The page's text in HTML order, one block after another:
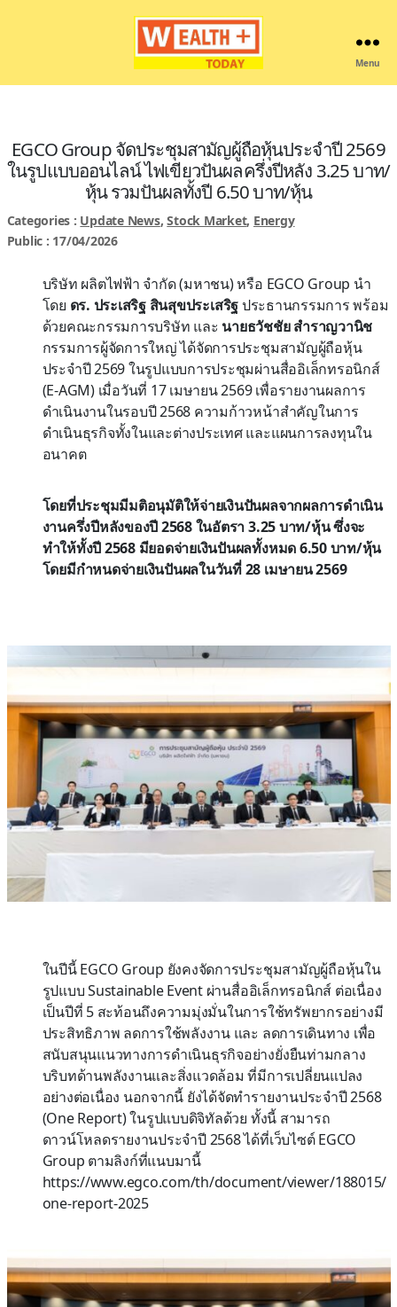
Menu
EGCO Group จัดประชุมสามัญผู้ถือหุ้นประจำปี 2569
ในรูปแบบออนไลน์ ไฟเขียวปันผลครึ่งปีหลัง 3.25 บาท/
หุ้น รวมปันผลทั้งปี 6.50 บาท/หุ้น
Categories : Update News,Stock Market, Energy
Public : 17/04/2026
บริษัท ผลิตไฟฟ้า จำกัด (มหาชน) หรือ EGCO Group นำ
โดย ดร. ประเสริฐ สินสุขประเสริฐประธานกรรมการ พร้อม
ด้วยคณะกรรมการบริษัท และ นายธวัชชัย สำราญวานิช
กรรมการผู้จัดการใหญ่ ได้จัดการประชุมสามัญผู้ถือหุ้น
ประจำปี 2569 ในรูปแบบการประชุมผ่านสื่ออิเล็กทรอนิกส์
(E-AGM) เมื่อวันที่ 17 เมษายน 2569 เพื่อรายงานผลการ
ดำเนินงานในรอบปี 2568 ความก้าวหน้าสำคัญในการ
ดำเนินธุรกิจทั้งในและต่างประเทศ และแผนการลงทุนใน
อนาคต
โดยที่ประชุมมีมติอนุมัติให้จ่ายเงินปันผลจากผลการดำเนิน
งานครึ่งปีหลังของปี 2568 ในอัตรา 3.25 บาท/หุ้น ซึ่งจะ
ทำให้ทั้งปี 2568 มียอดจ่ายเงินปันผลทั้งหมด 6.50 บาท/หุ้น
โดยมีกำหนดจ่ายเงินปันผลในวันที่ 28 เมษายน 2569
ในปีนี้ EGCO Group ยังคงจัดการประชุมสามัญผู้ถือหุ้นใน
รูปแบบ Sustainable Event ผ่านสื่ออิเล็กทรอนิกส์ ต่อเนื่อง
เป็นปีที่ 5 สะท้อนถึงความมุ่งมั่นในการใช้ทรัพยากรอย่างมี
ประสิทธิภาพ ลดการใช้พลังงาน และ ลดการเดินทาง เพื่อ
สนับสนุนแนวทางการดำเนินธุรกิจอย่างยั่งยืนท่ามกลาง
บริบทด้านพลังงานและสิ่งแวดล้อม ที่มีการเปลี่ยนแปลง
อย่างต่อเนื่อง นอกจากนี้ ยังได้จัดทำรายงานประจำปี 2568
(One Report) ในรูปแบบดิจิทัลด้วย ทั้งนี้ สามารถ
ดาวน์โหลดรายงานประจำปี 2568 ได้ที่เว็บไซต์ EGCO
Group ตามลิงก์ที่แนบมานี้
https://www.egco.com/th/document/viewer/188015/
one-report-2025